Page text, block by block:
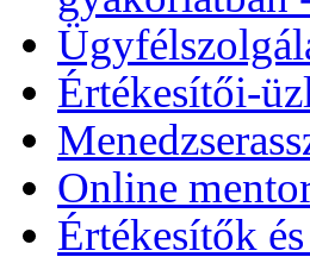
Értékesítői-
Online
Értékesítők